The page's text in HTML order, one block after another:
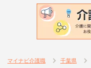
マイナビ介護職 千葉県